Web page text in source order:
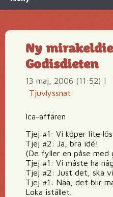
innehåll
Ny
Godisdieten
13 maj, 2006 (11:52) |
Tjuvlyssnat
Ica-affären
Tjej #1: Vi köper lite
Tjej #2: Ja, bra idé!
(De fyller en påse med
Tjej #1: Vi måste ha
Tjej #2: Just det, ska
Tjej #1: Nää, det blir
Loka istället.